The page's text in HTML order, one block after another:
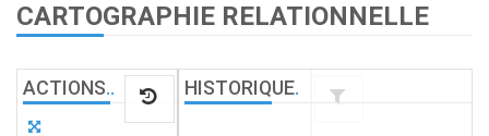
CARTOGRAPHIE RELATIONNELLE
ACTIONS.. HISTORIQUE.